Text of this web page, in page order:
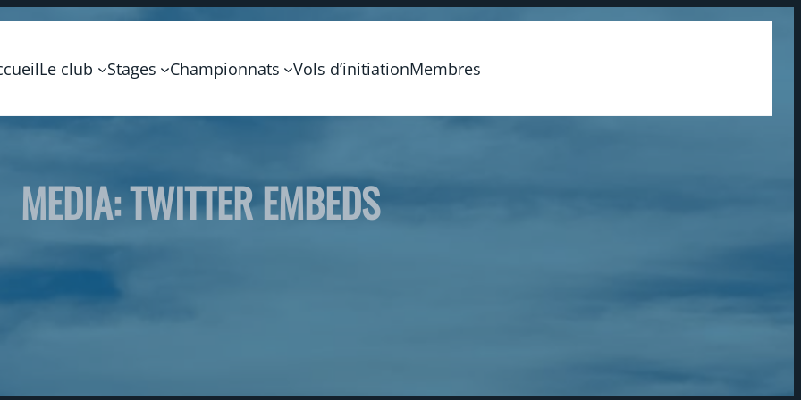
Le club Stages Championnats Vols d’initiationMembres
MEDIA: TWITTER EMBEDS